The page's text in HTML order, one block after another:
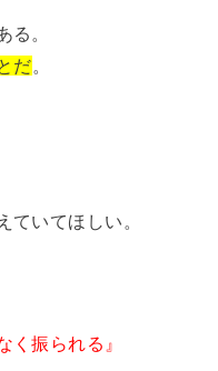
る。
だ。
ていてほしい。
く振られる』